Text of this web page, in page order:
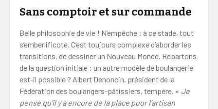
Sans comptoir et sur commande
Belle philosophie de vie ! N’empêche : à ce stade, tout
s’emberlificote. C’est toujours complexe d’aborder les
transitions, de dessiner un Nouveau Monde. Repartons
de la question initiale : un autre modèle de boulangerie
est-il possible ? Albert Denoncin, président de la
Fédération des boulangers-pâtissiers, tempère. « Je
pense qu’il y a encore de la place pour l’artisan